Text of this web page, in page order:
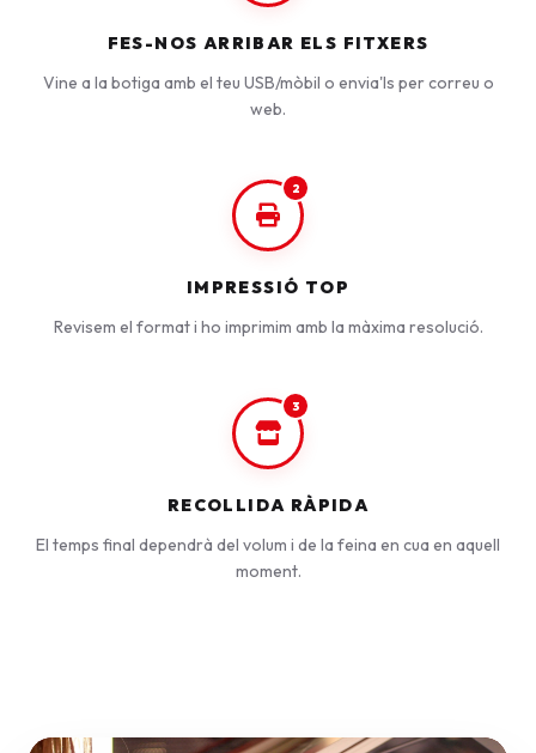
FES-NOS ARRIBAR ELS FITXERS
Vine a la botiga amb el teu USB/mòbil o envia'ls per correu o
web.
2
IMPRESSIÓ TOP
Revisem el format i ho imprimim amb la màxima resolució.
3
RECOLLIDA RÀPIDA
El temps final dependrà del volum i de la feina en cua en aquell
moment.